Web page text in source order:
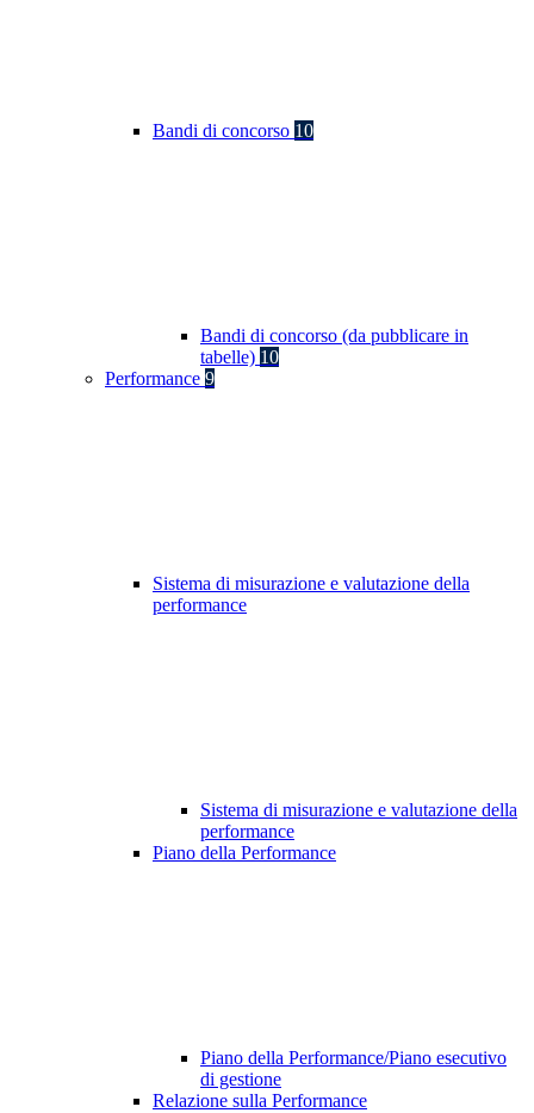
Bandi di concorso 10
Bandi di concorso (da pubblicare in
tabelle) 10
Performance 9
Sistema di misurazione e valutazione della
performance
Sistema di misurazione e valutazione della
performance
Piano della Performance
Piano della Performance/Piano esecutivo
di gestione
Relazione sulla Performance